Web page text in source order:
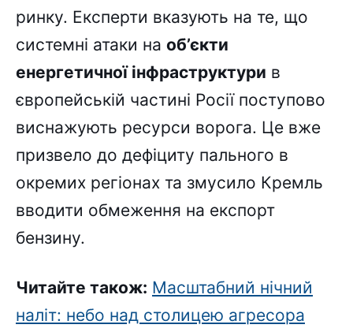
ринку. Експерти вказують на те, що
системні атаки на об’єкти
енергетичної інфраструктури в
європейській частині Росії поступово
виснажують ресурси ворога. Це вже
призвело до дефіциту пального в
окремих регіонах та змусило Кремль
вводити обмеження на експорт
бензину.
Читайте також: Масштабний нічний
наліт: небо над столицею агресора